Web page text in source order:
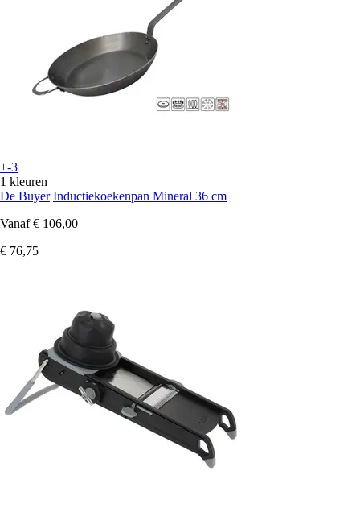
+-3
1 kleuren
De Buyer Inductiekoekenpan Mineral 36 cm
Vanaf € 106,00
€ 76,75